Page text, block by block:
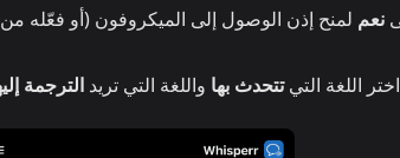
نعم لمنح إذن الوصول إلى الميكروفون (أو فعّله من
اللغة التيتتحدث بها واللغة التي تريد الترجمة